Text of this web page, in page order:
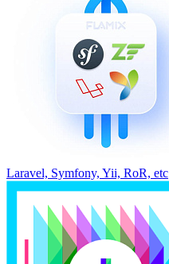
Laravel, Symfony, Yii, RoR, etc